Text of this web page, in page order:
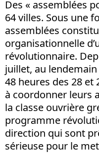
Des « assemblées
64 villes. Sous une
assemblées
organisationnelle
révolutionnaire.
juillet, au
48 heures des 28
à coordonner leurs
la classe ouvrière
programme
direction qui sont
sérieuse pour le